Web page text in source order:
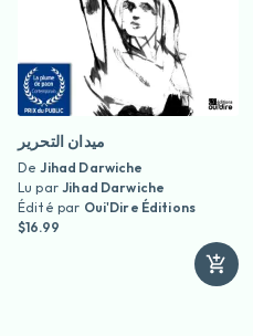
ميدان التحرير
DeJihad Darwiche
Lu parJihad Darwiche
Édité par Oui'Dire Éditions
$16.99